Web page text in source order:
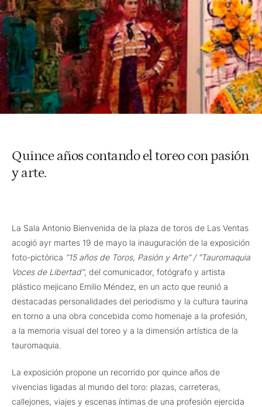
Quince años contando el toreo con pasión
y arte.
La Sala Antonio Bienvenida de la plaza de toros de Las Ventas
acogió ayr martes 19 de mayo la inauguración de la exposición
foto-pictórica “15 años de Toros, Pasión y Arte” / “Tauromaquia
Voces de Libertad”, del comunicador, fotógrafo y artista
plástico mejicano Emilio Méndez, en un acto que reunió a
destacadas personalidades del periodismo y la cultura taurina
en torno a una obra concebida como homenaje a la profesión,
a la memoria visual del toreo y a la dimensión artística de la
tauromaquia.
La exposición propone un recorrido por quince años de
vivencias ligadas al mundo del toro: plazas, carreteras,
callejones, viajes y escenas íntimas de una profesión ejercida